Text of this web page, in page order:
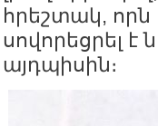
հրեշտակ, որն
սովորեցրել է
այդպիսին։